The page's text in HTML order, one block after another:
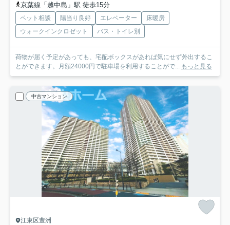
京葉線「越中島」駅 徒歩15分
ペット相談 陽当り良好 エレベーター
床暖房
ウォークインクロゼット
バス・トイレ別
荷物が届く予定があっても、宅配ボックスがあれば気にせず外出するこ
とができます。月額24000円で駐車場を利用することがで...
もっと見る
中古マンション
江東区豊洲